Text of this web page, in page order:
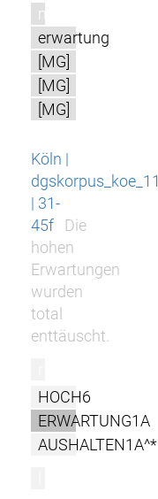
m
erwartung
[MG]
[MG]
[MG]
Köln |
dgskorpus_koe_11
| 31-
45f
Die
hohen
Erwartungen
wurden
total
enttäuscht.
HOCH6
ERWARTUNG1A
AUSHALTEN1A^*